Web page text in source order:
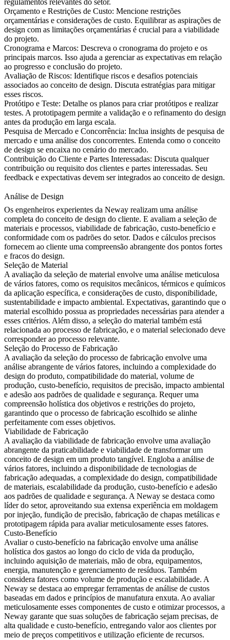
regulamentos relevantes do setor.
Orçamento e Restrições de Custo: Mencione restrições
orçamentárias e considerações de custo. Equilibrar as aspirações de
design com as limitações orçamentárias é crucial para a viabilidade
do projeto.
Cronograma e Marcos: Descreva o cronograma do projeto e os
principais marcos. Isso ajuda a gerenciar as expectativas em relação
ao progresso e conclusão do projeto.
Avaliação de Riscos: Identifique riscos e desafios potenciais
associados ao conceito de design. Discuta estratégias para mitigar
esses riscos.
Protótipo e Teste: Detalhe os planos para criar protótipos e realizar
testes. A prototipagem permite a validação e o refinamento do design
antes da produção em larga escala.
Pesquisa de Mercado e Concorrência: Inclua insights de pesquisa de
mercado e uma análise dos concorrentes. Entenda como o conceito
de design se encaixa no cenário do mercado.
Contribuição do Cliente e Partes Interessadas: Discuta qualquer
contribuição ou requisito dos clientes e partes interessadas. Seu
feedback e expectativas devem ser integrados ao conceito de design.
Análise de Design
Os engenheiros experientes da Neway realizam uma análise
completa do conceito de design do cliente. E avaliam a seleção de
materiais e processos, viabilidade de fabricação, custo-benefício e
conformidade com os padrões do setor. Dados e cálculos precisos
fornecem ao cliente uma compreensão abrangente dos pontos fortes
e fracos do design.
Seleção de Material
A avaliação da seleção de material envolve uma análise meticulosa
de vários fatores, como os requisitos mecânicos, térmicos e químicos
da aplicação específica, e considerações de custo, disponibilidade,
sustentabilidade e impacto ambiental. Expectativas, garantindo que o
material escolhido possua as propriedades necessárias para atender a
esses critérios. Além disso, a seleção do material também está
relacionada ao processo de fabricação, e o material selecionado deve
corresponder ao processo relevante.
Seleção do Processo de Fabricação
A avaliação da seleção do processo de fabricação envolve uma
análise abrangente de vários fatores, incluindo a complexidade do
design do produto, compatibilidade do material, volume de
produção, custo-benefício, requisitos de precisão, impacto ambiental
e adesão aos padrões de qualidade e segurança. Requer uma
compreensão holística dos objetivos e restrições do projeto,
garantindo que o processo de fabricação escolhido se alinhe
perfeitamente com esses objetivos.
Viabilidade de Fabricação
A avaliação da viabilidade de fabricação envolve uma avaliação
abrangente da praticabilidade e viabilidade de transformar um
conceito de design em um produto tangível. Engloba a análise de
vários fatores, incluindo a disponibilidade de tecnologias de
fabricação adequadas, a complexidade do design, compatibilidade
de materiais, escalabilidade da produção, custo-benefício e adesão
aos padrões de qualidade e segurança. A Neway se destaca como
líder do setor, aproveitando sua extensa experiência em moldagem
por injeção, fundição de precisão, fabricação de chapas metálicas e
prototipagem rápida para avaliar meticulosamente esses fatores.
Custo-Benefício
Avaliar o custo-benefício na fabricação envolve uma análise
holística dos gastos ao longo do ciclo de vida da produção,
incluindo aquisição de materiais, mão de obra, equipamentos,
energia, manutenção e gerenciamento de resíduos. Também
considera fatores como volume de produção e escalabilidade. A
Neway se destaca ao empregar ferramentas de análise de custos
baseadas em dados e princípios de manufatura enxuta. Ao avaliar
meticulosamente esses componentes de custo e otimizar processos, a
Neway garante que suas soluções de fabricação sejam precisas, de
alta qualidade e custo-benefício, entregando valor aos clientes por
meio de preços competitivos e utilização eficiente de recursos.